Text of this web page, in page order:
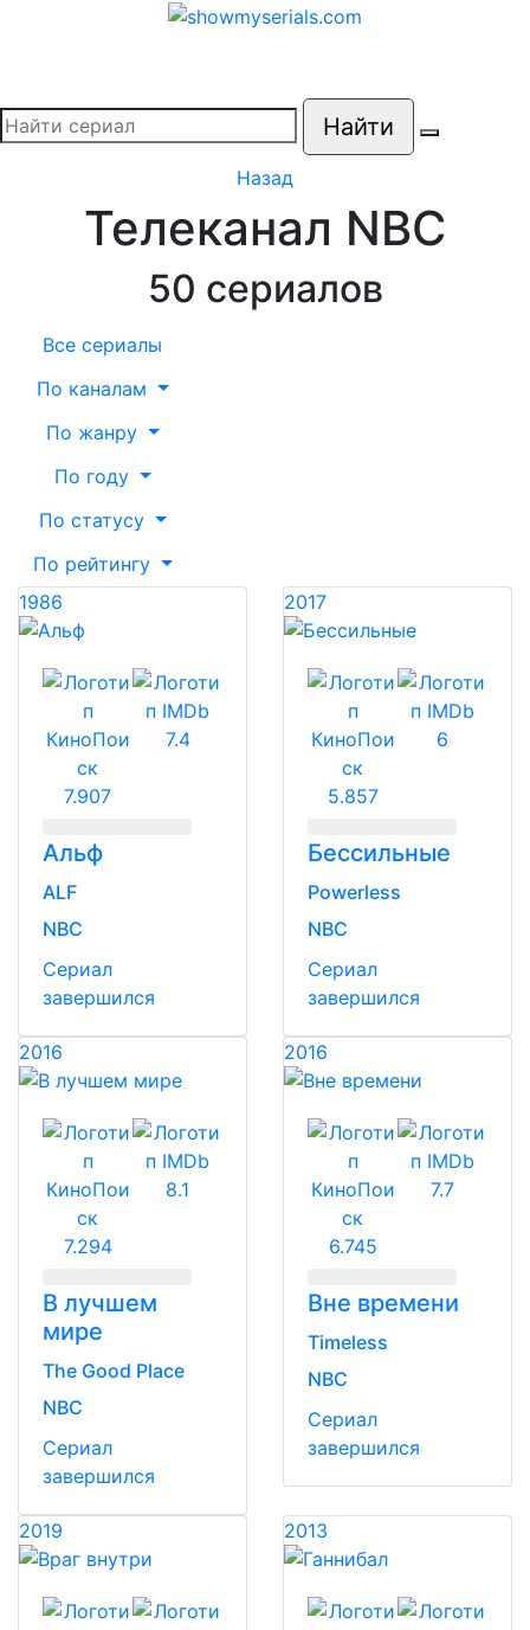
Найти
Назад
Телеканал NBC
50 сериалов
Все сериалы
По каналам
По жанру
По году
По статусу
По рейтингу
1986
7.907
7.4
Альф
ALF
NBC
Сериал
завершился
2017
5.857
6
Бессильные
Powerless
NBC
Сериал
завершился
2016
7.294
8.1
В лучшем
мире
The Good Place
NBC
Сериал
завершился
2016
6.745
7.7
Вне времени
Timeless
NBC
Сериал
завершился
2019 2013